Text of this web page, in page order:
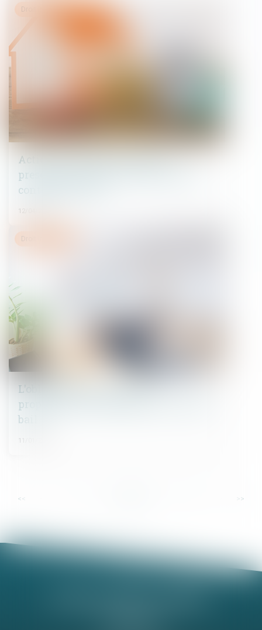
Action du locataire et délai de
prescription réduit : quel sort pour le
contrat en cours ?
12/04/2023
L'obligation d'entretien du
propriétaire ne cesse pas avec la fin du
bail
11/01/2023
<< >>